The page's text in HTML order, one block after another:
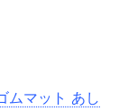
ムマット あし